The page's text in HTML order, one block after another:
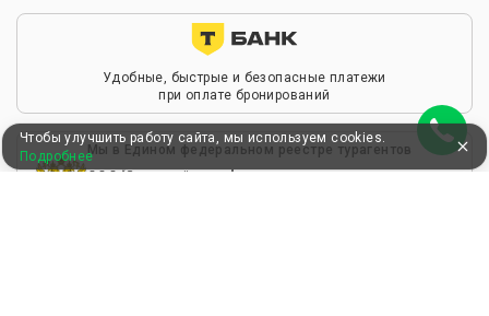
Удобные, быстрые и безопасные платежи
при оплате бронирований
Мы в Едином федеральном реестре турагентов
ООО “Здоровый отдых”
Чтобы улучшить работу сайта, мы используем cookies.
Подробнее